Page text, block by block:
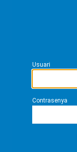
Usuari
Contrasenya